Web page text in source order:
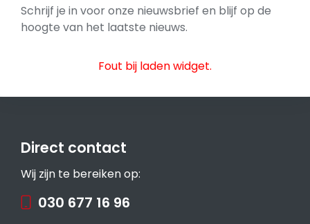
Schrijf je in voor onze nieuwsbrief en blijf op de
hoogte van het laatste nieuws.
Fout bij laden widget.
Direct contact
Wij zijn te bereiken op:
030 677 16 96